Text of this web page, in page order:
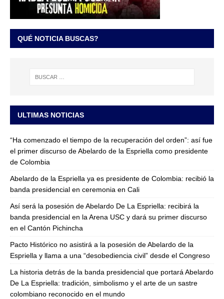
QUÉ NOTICIA BUSCAS?
ULTIMAS NOTICIAS
“Ha comenzado el tiempo de la recuperación del orden”: así fue
el primer discurso de Abelardo de la Espriella como presidente
de Colombia
Abelardo de la Espriella ya es presidente de Colombia: recibió la
banda presidencial en ceremonia en Cali
Así será la posesión de Abelardo De La Espriella: recibirá la
banda presidencial en la Arena USC y dará su primer discurso
en el Cantón Pichincha
Pacto Histórico no asistirá a la posesión de Abelardo de la
Espriella y llama a una “desobediencia civil” desde el Congreso
La historia detrás de la banda presidencial que portará Abelardo
De La Espriella: tradición, simbolismo y el arte de un sastre
colombiano reconocido en el mundo